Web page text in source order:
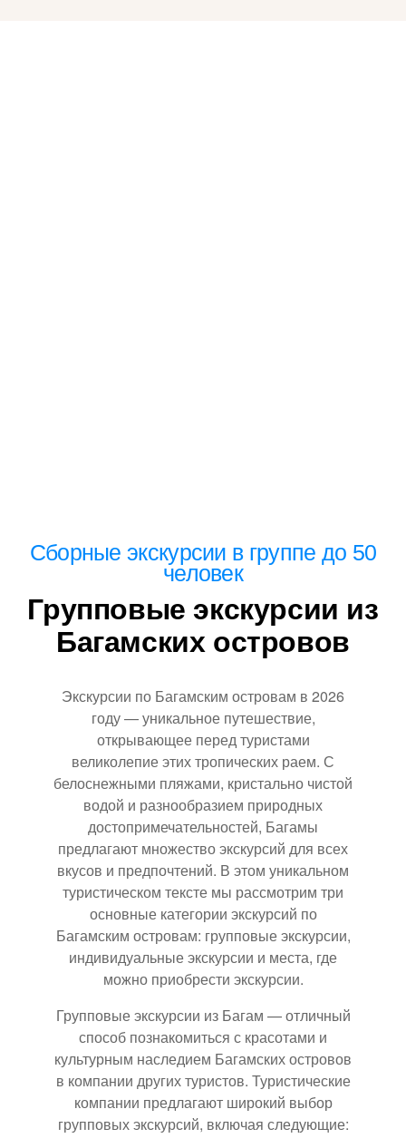
Сборные экскурсии в группе до 50
человек
Групповые экскурсии из
Багамских островов
Экскурсии по Багамским островам в 2026
году — уникальное путешествие,
открывающее перед туристами
великолепие этих тропических раем. С
белоснежными пляжами, кристально чистой
водой и разнообразием природных
достопримечательностей, Багамы
предлагают множество экскурсий для всех
вкусов и предпочтений. В этом уникальном
туристическом тексте мы рассмотрим три
основные категории экскурсий по
Багамским островам: групповые экскурсии,
индивидуальные экскурсии и места, где
можно приобрести экскурсии.
Групповые экскурсии из Багам — отличный
способ познакомиться с красотами и
культурным наследием Багамских островов
в компании других туристов. Туристические
компании предлагают широкий выбор
групповых экскурсий, включая следующие: